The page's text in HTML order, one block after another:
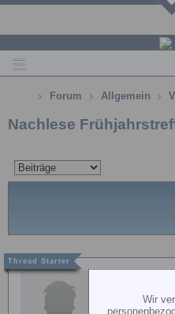
Forum Allgemein
Nachlese
Wir